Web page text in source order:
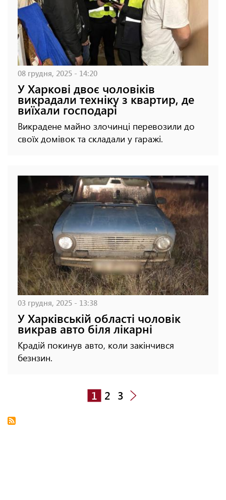
08 грудня, 2025 - 14:20
У Харкові двоє чоловіків
викрадали техніку з квартир, де
виїхали господарі
Викрадене майно злочинці перевозили до
своїх домівок та складали у гаражі.
03 грудня, 2025 - 13:38
У Харківській області чоловік
викрав авто біля лікарні
Крадій покинув авто, коли закінчився
безнзин.
1 2 3